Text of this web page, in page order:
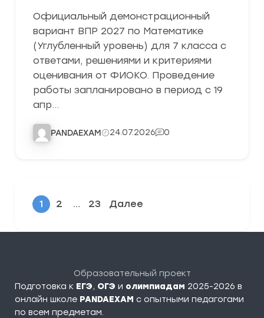
Официальный демонстрационный
вариант ВПР 2027 по Математике
(Углубленный уровень) для 7 класса с
ответами, решениями и критериями
оценивания от ФИОКО. Проведение
работы запланировано в период с 19
апр…
PANDAEXAM 24.07.2026 0
1 2 … 23 Далее
Образовательный проект
Подготовка к ЕГЭ, ОГЭ и олимпиадам 2025-2026 в
онлайн школе PANDAEXAM c опытными педагогами
по всем предметам.